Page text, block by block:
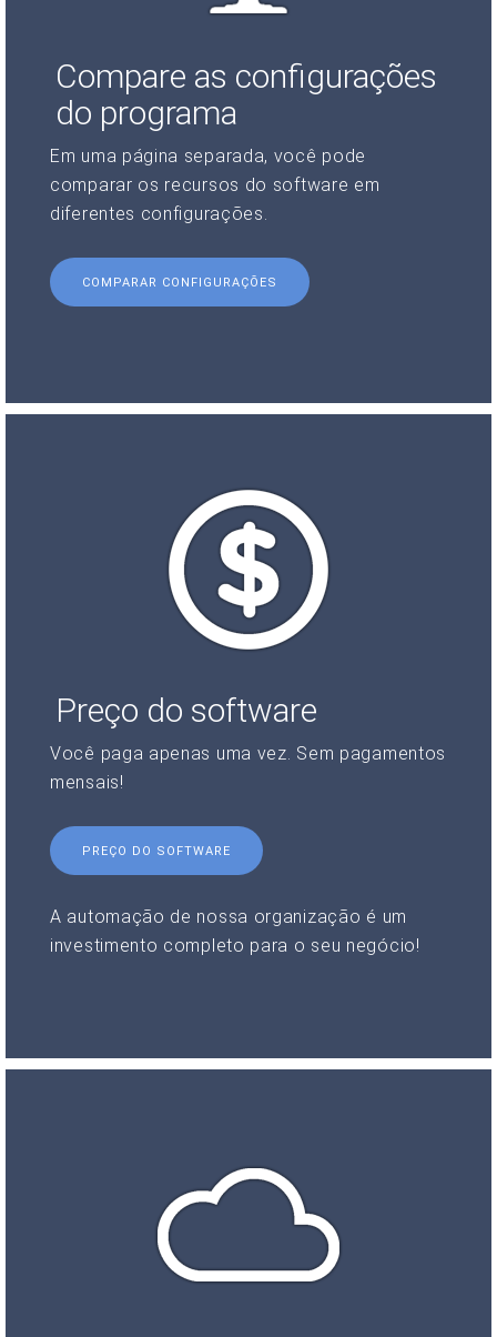
Compare as configurações
do programa
Em uma página separada, você pode
comparar os recursos do software em
diferentes configurações.
COMPARAR CONFIGURAÇÕES
Preço do software
Você paga apenas uma vez. Sem pagamentos
mensais!
PREÇO DO SOFTWARE
A automação de nossa organização é um
investimento completo para o seu negócio!